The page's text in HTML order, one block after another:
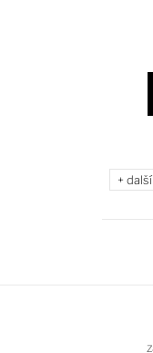
+ další